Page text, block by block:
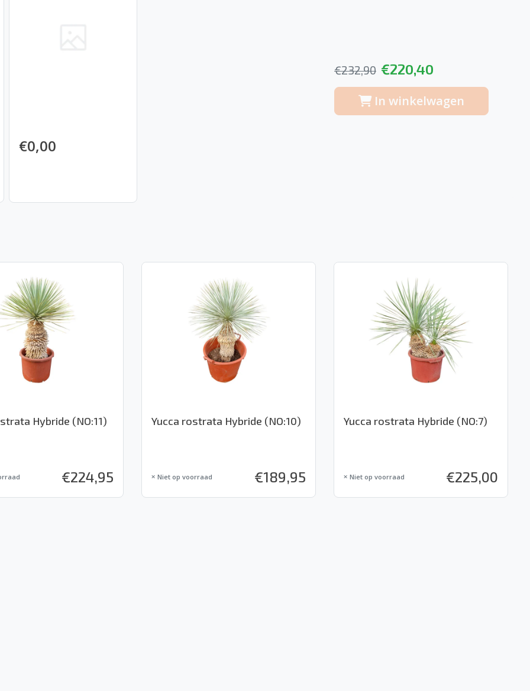
€0,00
€232,90 €220,40
In winkelwagen
Hybride (NO:11)
€224,95
Yucca rostrata Hybride (NO:10)
Niet op voorraad €189,95
Yucca rostrata Hybride (NO:7)
Niet op voorraad €225,00